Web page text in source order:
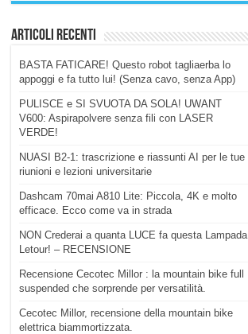
Articoli Recenti
BASTA FATICARE! Questo robot tagliaerba lo
appoggi e fa tutto lui! (Senza cavo, senza App)
PULISCE e SI SVUOTA DA SOLA! UWANT
V600: Aspirapolvere senza fili con LASER
VERDE!
NUASI B2-1: trascrizione e riassunti AI per le tue
riunioni e lezioni universitarie
Dashcam 70mai A810 Lite: Piccola, 4K e molto
efficace. Ecco come va in strada
NON Crederai a quanta LUCE fa questa Lampada
Letour! – RECENSIONE
Recensione Cecotec Millor : la mountain bike full
suspended che sorprende per versatilità.
Cecotec Millor, recensione della mountain bike
elettrica biammortizzata.